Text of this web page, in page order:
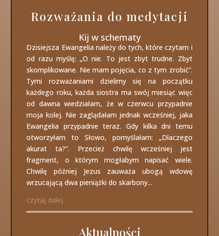
Rozważania do medytacji
Kij w schematy
Dzisiejsza Ewangelia należy do tych, które czytam i
od razu myślę: „O nie. To jest zbyt trudne. Zbyt
skomplikowane. Nie mam pojęcia, co z tym zrobić”.
Tymi rozważaniami dzielimy się na początku
każdego roku, każda siostra ma swój miesiąc więc
od dawna wiedziałam, że w czerwcu przypadnie
moja kolej. Nie zaglądałam jednak wcześniej, jaka
Ewangelia przypadnie teraz. Gdy kilka dni temu
otworzyłam to Słowo, pomyślałam: „Dlaczego
akurat ta?”. Przecież chwilę wcześniej jest
fragment, o którym mogłabym napisać wiele.
Chwilę później Jezus zauważa ubogą wdowę
wrzucającą dwa pieniążki do skarbony...
czytaj dalej
Aktualności